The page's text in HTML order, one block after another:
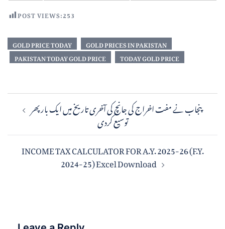
POST VIEWS:253
GOLD PRICE TODAY
GOLD PRICES IN PAKISTAN
PAKISTAN TODAY GOLD PRICE
TODAY GOLD PRICE
پنجاب نے مفت اخراج کی جانچ کی آخری تاریخ میں ایک بار پھر
توسیع کردی
INCOME TAX CALCULATOR FOR A.Y. 2025-26 (F.Y.
2024-25) Excel Download